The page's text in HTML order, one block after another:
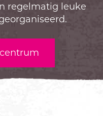
regelmatig leuke